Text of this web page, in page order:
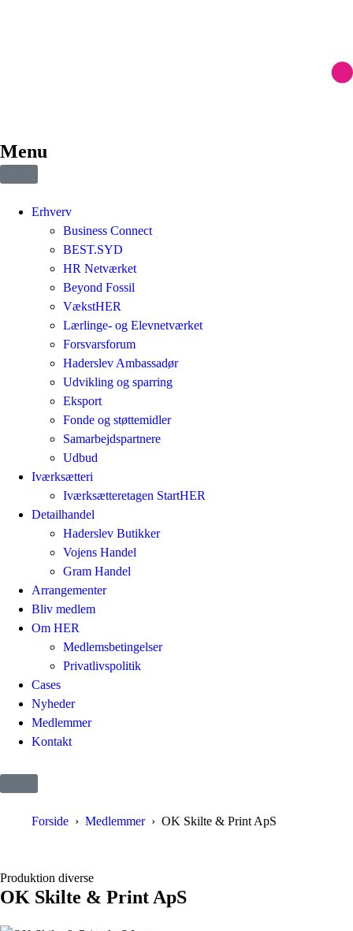
Menu
Erhverv
Business Connect
BEST.SYD
HR Netværket
Beyond Fossil
VækstHER
Lærlinge- og Elevnetværket
Forsvarsforum
Haderslev Ambassadør
Udvikling og sparring
Eksport
Fonde og støttemidler
Samarbejdspartnere
Udbud
Iværksætteri
Iværksætteretagen StartHER
Detailhandel
Haderslev Butikker
Vojens Handel
Gram Handel
Arrangementer
Bliv medlem
Om HER
Medlemsbetingelser
Privatlivspolitik
Cases
Nyheder
Medlemmer
Kontakt
Forside Medlemmer OK Skilte & Print ApS
Produktion diverse
OK Skilte & Print ApS